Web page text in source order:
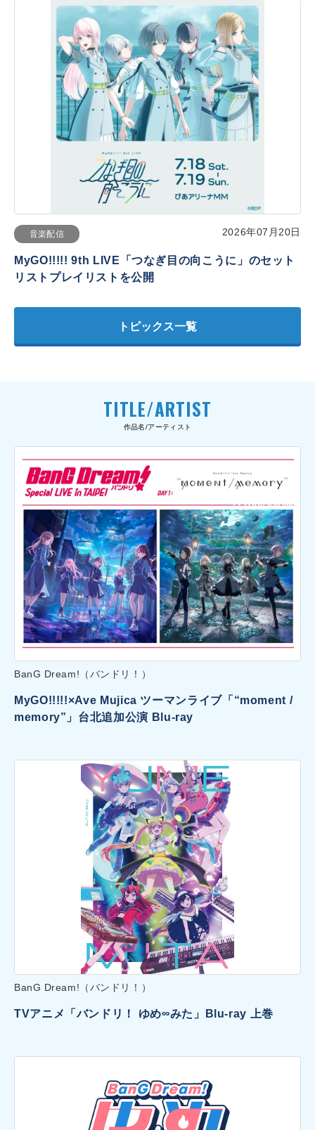
音楽配信 2026年07月20日
MyGO!!!!! 9th LIVE「つなぎ目の向こうに」のセット
リストプレイリストを公開
トピックス一覧
TITLE/ARTIST
作品名/アーティスト
BanG Dream!（バンドリ！）
MyGO!!!!!×Ave Mujica ツーマンライブ「“moment /
memory”」台北追加公演 Blu-ray
BanG Dream!（バンドリ！）
TVアニメ「バンドリ！ ゆめ∞みた」Blu-ray 上巻